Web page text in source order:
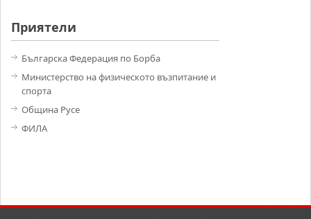
Приятели
Българска Федерация по Борба
Министерство на физическото възпитание и
спорта
Община Русе
ФИЛА